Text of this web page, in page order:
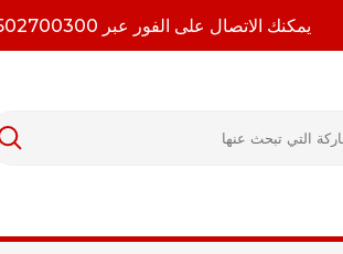
يمكنك الاتصال على الفور عبر Whatsapp +908502700300